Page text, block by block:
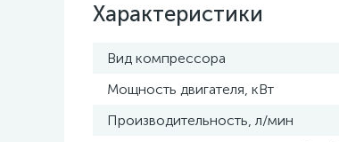
Характеристики
Вид компрессора
Мощность двигателя, кВт
Производительность, л/мин